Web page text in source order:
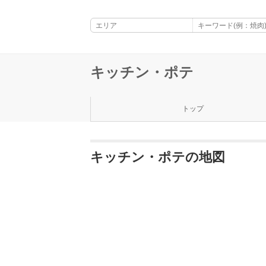
キッチン・ポテ
トップ
キッチン・ポテの地図